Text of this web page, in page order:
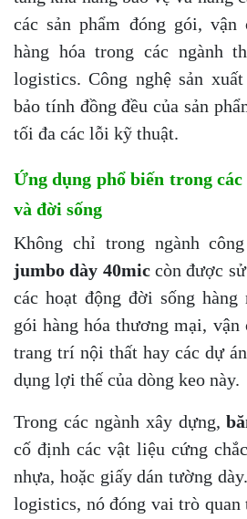
các sản phẩm đóng gói, vận
hàng hóa trong các ngành
logistics. Công nghệ sản
bảo tính đồng đều của sản
tối đa các lỗi kỹ thuật.
Ứng dụng phổ biến trong các
và đời sống
Không chỉ trong ngành
jumbo dày 40miccòn được
các hoạt động đời sống hàng
gói hàng hóa thương mại, vận
trang trí nội thất hay các dự
dụng lợi thế của dòng keo này.
Trong các ngành xây dựng,
cố định các vật liệu cứng
nhựa, hoặc giấy dán tường
logistics, nó đóng vai trò